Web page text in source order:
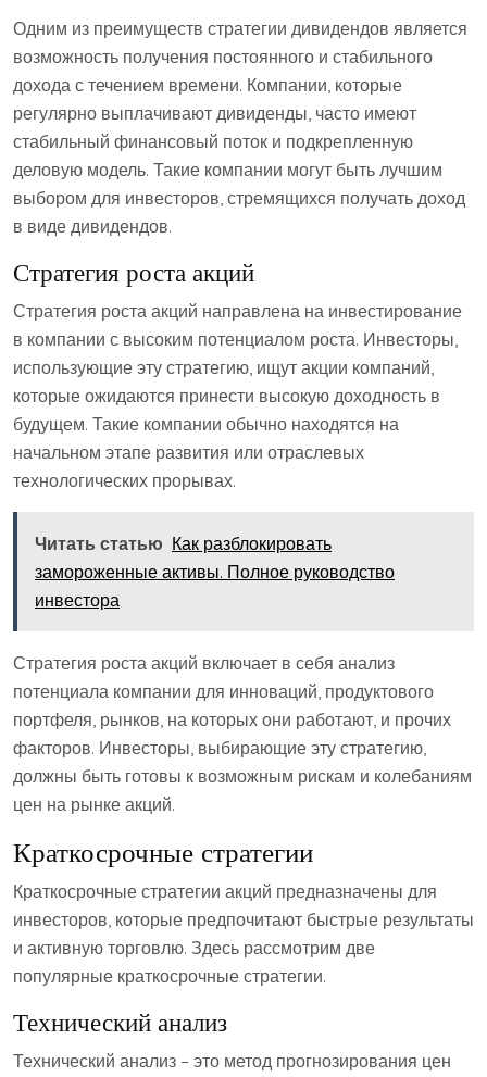
Одним из преимуществ стратегии дивидендов является
возможность получения постоянного и стабильного
дохода с течением времени. Компании, которые
регулярно выплачивают дивиденды, часто имеют
стабильный финансовый поток и подкрепленную
деловую модель. Такие компании могут быть лучшим
выбором для инвесторов, стремящихся получать доход
в виде дивидендов.
Стратегия роста акций
Стратегия роста акций направлена на инвестирование
в компании с высоким потенциалом роста. Инвесторы,
использующие эту стратегию, ищут акции компаний,
которые ожидаются принести высокую доходность в
будущем. Такие компании обычно находятся на
начальном этапе развития или отраслевых
технологических прорывах.
Читать статью Как разблокировать
замороженные активы. Полное руководство
инвестора
Стратегия роста акций включает в себя анализ
потенциала компании для инноваций, продуктового
портфеля, рынков, на которых они работают, и прочих
факторов. Инвесторы, выбирающие эту стратегию,
должны быть готовы к возможным рискам и колебаниям
цен на рынке акций.
Краткосрочные стратегии
Краткосрочные стратегии акций предназначены для
инвесторов, которые предпочитают быстрые результаты
и активную торговлю. Здесь рассмотрим две
популярные краткосрочные стратегии.
Технический анализ
Технический анализ – это метод прогнозирования цен